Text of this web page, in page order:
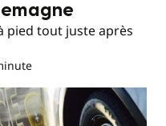
pied tout juste après